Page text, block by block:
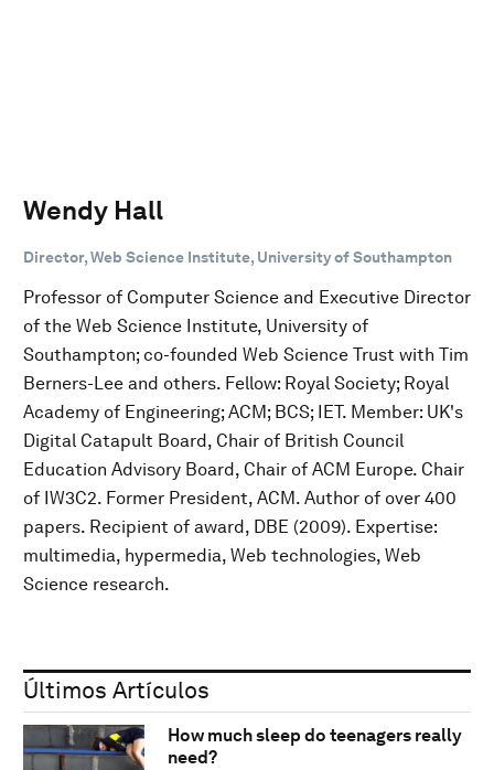
Wendy Hall
Director, Web Science Institute, University of Southampton
Professor of Computer Science and Executive Director
of the Web Science Institute, University of
Southampton; co-founded Web Science Trust with Tim
Berners-Lee and others. Fellow: Royal Society; Royal
Academy of Engineering; ACM; BCS; IET. Member: UK's
Digital Catapult Board, Chair of British Council
Education Advisory Board, Chair of ACM Europe. Chair
of IW3C2. Former President, ACM. Author of over 400
papers. Recipient of award, DBE (2009). Expertise:
multimedia, hypermedia, Web technologies, Web
Science research.
Últimos Artículos
How much sleep do teenagers really
need?